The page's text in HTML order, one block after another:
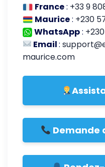
France: +33 9
Maurice: +230
WhatsApp:
Email:
maurice.com
Demande